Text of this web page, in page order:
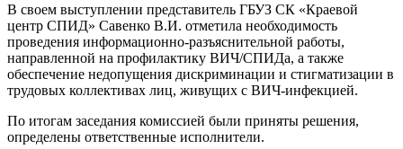
В своем выступлении представитель ГБУЗ СК «Краевой
центр СПИД» Савенко В.И. отметила необходимость
проведения информационно-разъяснительной работы,
направленной на профилактику ВИЧ/СПИДа, а также
обеспечение недопущения дискриминации и стигматизации в
трудовых коллективах лиц, живущих с ВИЧ-инфекцией.
По итогам заседания комиссией были приняты решения,
определены ответственные исполнители.